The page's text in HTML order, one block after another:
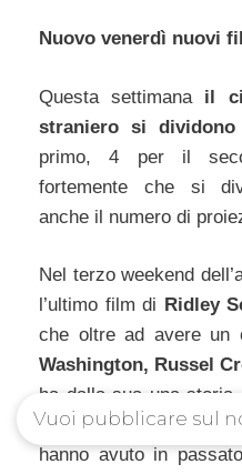
Nuovo venerdì nuovi
Questa settimana il
straniero si
primo, 4 per il
fortemente che si
anche il numero di
Nel terzo weekend
l’ultimo film di Ridley
che oltre ad avere un
Washington, Russel
ha dalla sua una storia
far ripercorrere al
hanno avuto in
Vuoi pubblicare sul